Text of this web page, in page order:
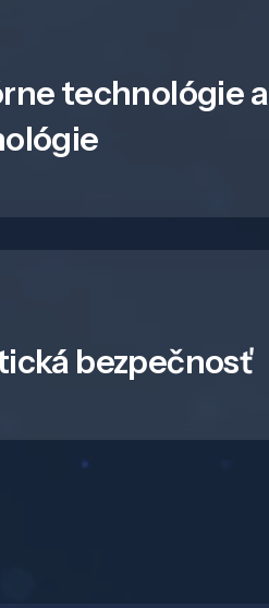
technológie a
bezpečnosť